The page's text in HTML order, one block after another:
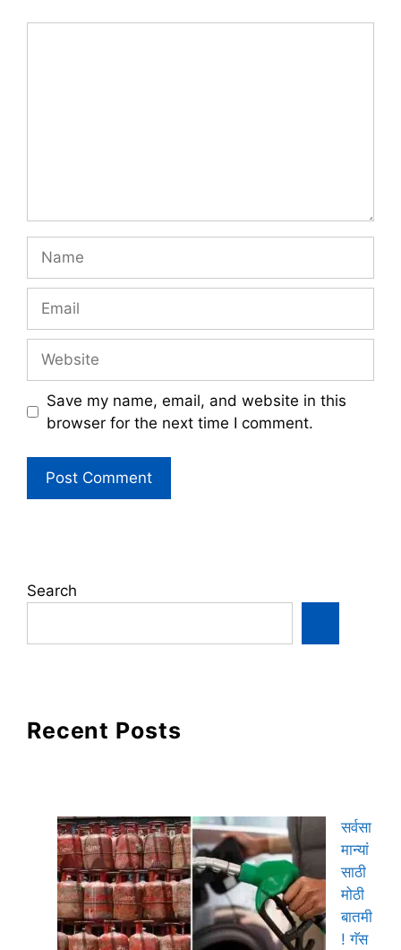
Save my name, email, and website in this
browser for the next time I comment.
Search
Recent Posts
सर्वसा
मान्यां
साठी
मोठी
बातमी
! गॅस